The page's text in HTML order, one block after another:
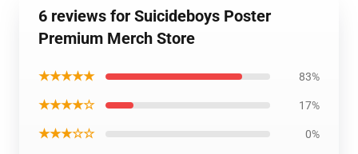
6 reviews for Suicideboys Poster
Premium Merch Store
★★★★★ 83%
★★★★☆ 17%
★★★☆☆ 0%